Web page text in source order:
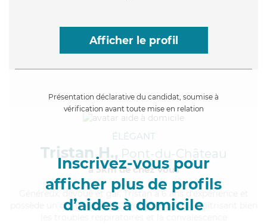
Afficher le profil
Présentation déclarative du candidat, soumise à
vérification avant toute mise en relation
Inscrivez-vous pour
afficher plus de profils
d’aides à domicile
ÉLÉGANT
Tristan H., Pont-du-Château
à 5km de chez Vous
, dévoué et gai, Tristan a 6 ans d'expérience et
possède un diplôme d'Etat d'infirmier (DEI). Maitrisant bien